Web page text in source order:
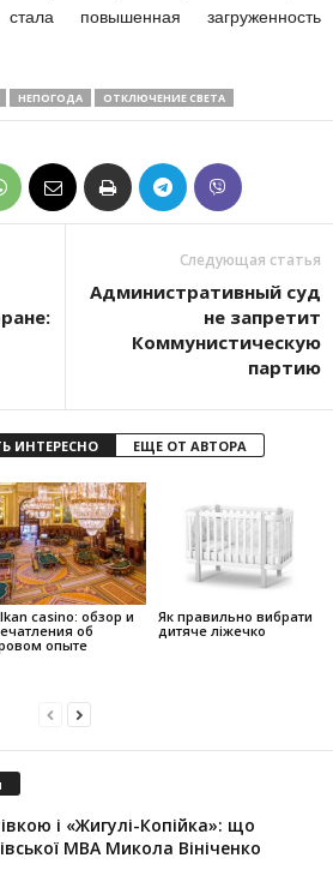
повышенная загруженность
НЕПОГОДА ОТКЛЮЧЕНИЕ СВЕТА
Следующая статья
Административный суд
не запретит
Коммунистическую
партию
ИНТЕРЕСНО ЕЩЕ ОТ АВТОРА
casino: обзор и
об
опыте
Як правильно вибрати
дитяче ліжечко
і «Жигулі-Копійка»: що
МВА Микола Вініченко